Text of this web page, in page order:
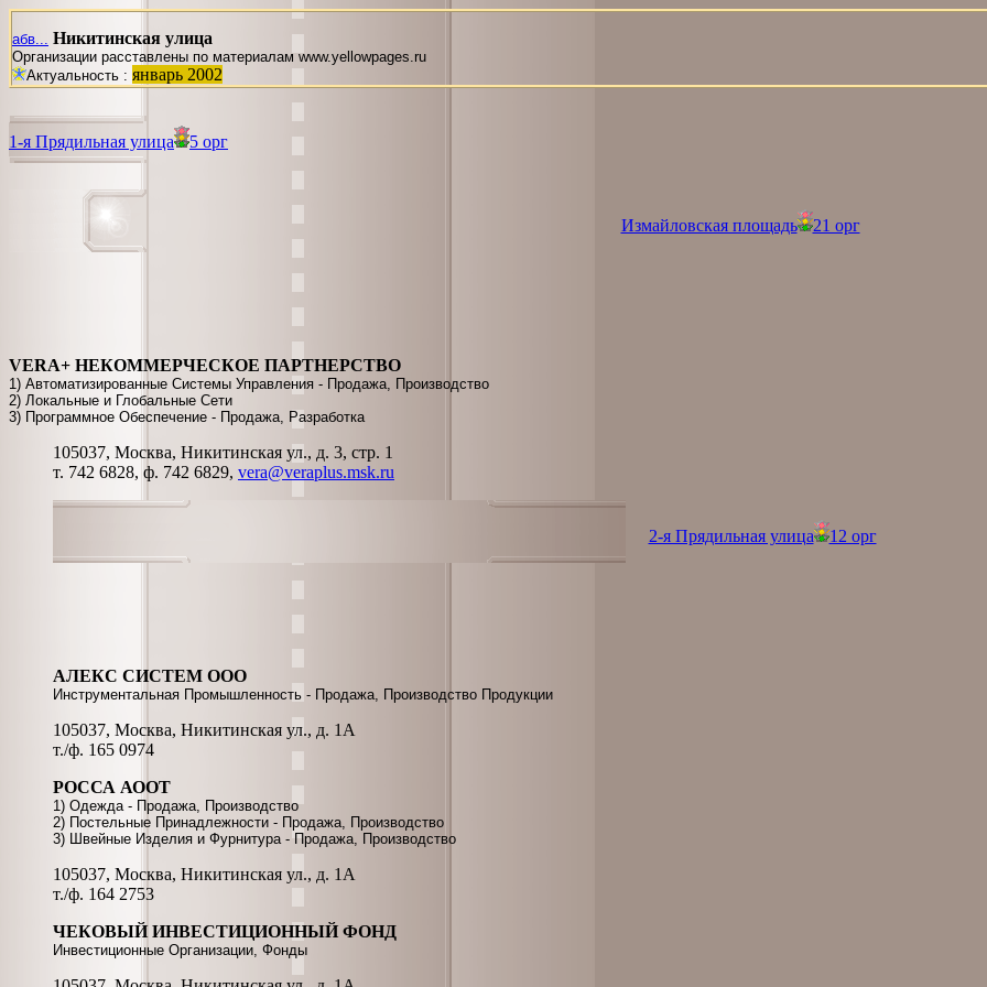
абв... Никитинская улица
Организации расставлены по материалам www.yellowpages.ru
Актуальность : январь 2002
1-я Прядильная улица 5 орг
Измайловская площадь 21 орг
VERA+ НЕКОММЕРЧЕСКОЕ ПАРТНЕРСТВО
1) Автоматизированные Системы Управления - Продажа, Производство
2) Локальные и Глобальные Сети
3) Программное Обеспечение - Продажа, Разработка
105037, Москва, Никитинская ул., д. 3, стр. 1
т. 742 6828, ф. 742 6829, vera@veraplus.msk.ru
2-я Прядильная улица 12 орг
АЛЕКС СИСТЕМ ООО
Инструментальная Промышленность - Продажа, Производство Продукции
105037, Москва, Никитинская ул., д. 1А
т./ф. 165 0974
РОССА АООТ
1) Одежда - Продажа, Производство
2) Постельные Принадлежности - Продажа, Производство
3) Швейные Изделия и Фурнитура - Продажа, Производство
105037, Москва, Никитинская ул., д. 1А
т./ф. 164 2753
ЧЕКОВЫЙ ИНВЕСТИЦИОННЫЙ ФОНД
Инвестиционные Организации, Фонды